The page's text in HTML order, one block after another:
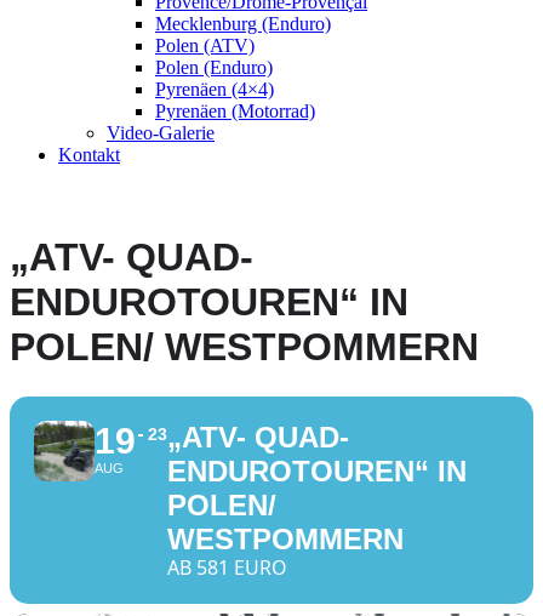
Mecklenburg (Enduro)
Polen (ATV)
Polen (Enduro)
Pyrenäen (4×4)
Pyrenäen (Motorrad)
Video-Galerie
Kontakt
„ATV- QUAD-
ENDUROTOUREN“ IN
POLEN/ WESTPOMMERN
19
AUG
23„ATV- QUAD-
ENDUROTOUREN“ IN
POLEN/
WESTPOMMERN
AB 581 EURO